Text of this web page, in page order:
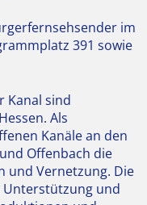
im
391 sowie
Kanal sind
Als
Kanäle an den
Offenbach die
und Vernetzung. Die
Unterstützung und